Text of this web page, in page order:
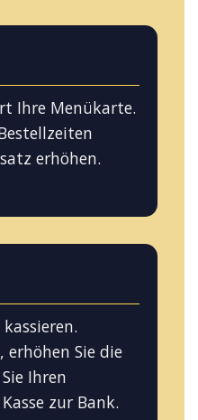
Ihre Menükarte.
erhöhen.
erhöhen Sie die
Ihren
zur Bank.